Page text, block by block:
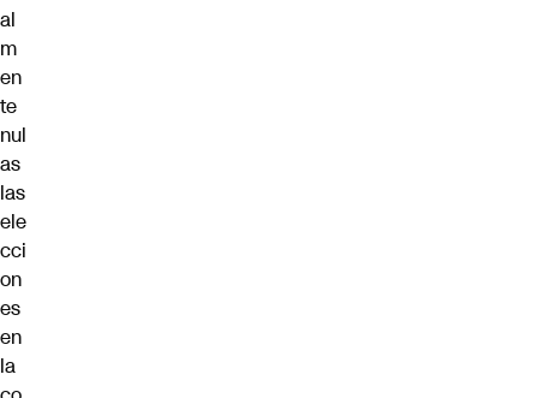
al
m
en
te
nul
as
las
ele
cci
on
es
en
la